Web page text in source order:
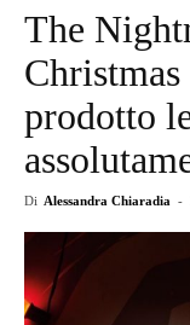
The
Christmas
prodotto
Di Alessandra Chiaradia -